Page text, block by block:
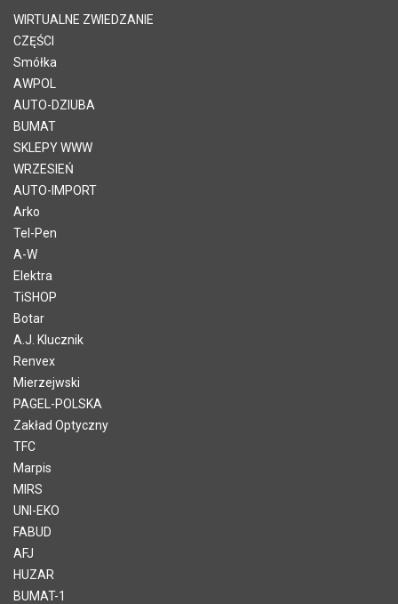
WIRTUALNE ZWIEDZANIE
CZĘŚCI
Smółka
AWPOL
AUTO-DZIUBA
BUMAT
SKLEPY WWW
WRZESIEŃ
AUTO-IMPORT
Arko
Tel-Pen
A-W
Elektra
TiSHOP
Botar
A.J. Klucznik
Renvex
Mierzejwski
PAGEL-POLSKA
Zakład Optyczny
TFC
Marpis
MIRS
UNI-EKO
FABUD
AFJ
HUZAR
BUMAT-1